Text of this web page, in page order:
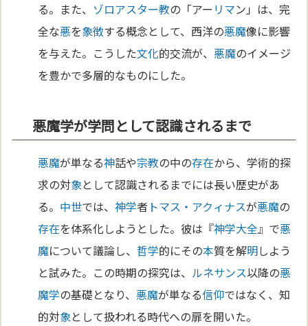
る。また、 ゾロアスター教の「アー リマン」は、完
全な悪を象徴する概念として、西洋の悪魔像に影響
を与えた。こうした文化的交流が、悪魔のイメージ
を豊かで多層的なものにした。
悪魔学が学問として認識されるまで
悪魔が単なる神話や宗教の中の存在から、学術的探
求の対象として認識されるまでには長い歴史があ
る。 中世では、神学者 トマス・アクィナスが悪魔の
存在を体系化しようとした。彼は『神学大全』で悪
魔について議論し、 哲学的にその本質を解明しよう
と試みた。この時期の探究は、 ルネサンス以降の悪
魔学の基礎となり、悪魔が単なる信仰ではなく、知
的対象として扱われる時代への扉を開いた。